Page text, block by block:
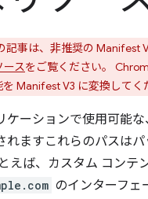
記事は、非推奨の Manifest
ースをご覧ください。
Manifest V3 に変換してく
ケーションで使用可能
れますこれらのパスは
えば、カスタム コンテ
のインターフェ